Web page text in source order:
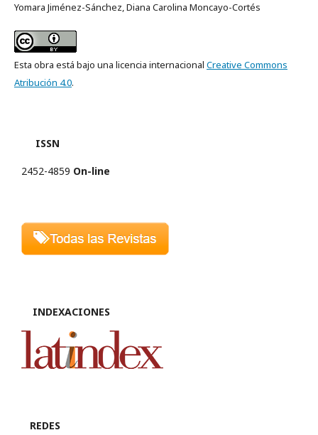
Yomara Jiménez-Sánchez, Diana Carolina Moncayo-Cortés
Esta obra está bajo una licencia internacional Creative Commons
Atribución 4.0.
ISSN
2452-4859 On-line
INDEXACIONES
REDES